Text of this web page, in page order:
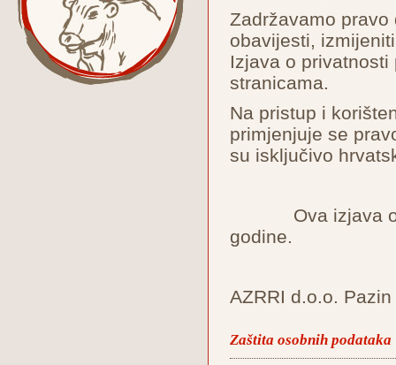
Zadržavamo
obavijesti,
Izjava o
stranicama.
Na pristup i
primjenjuje se
su isključivo
Ova izjava o
godine.
AZRRI d.o.o. Pazin
Zaštita osobnih podataka